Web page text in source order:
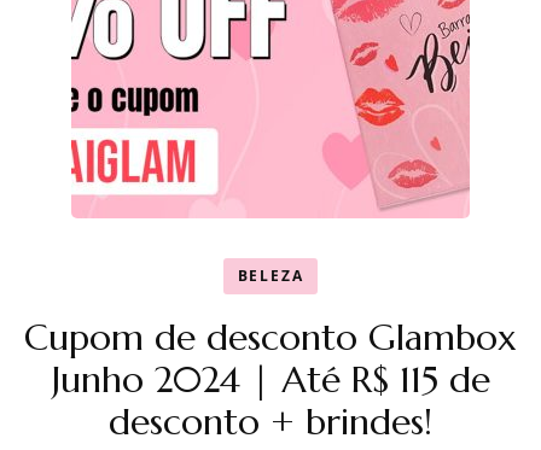
BELEZA
Cupom de desconto Glambox
Junho 2024 | Até R$ 115 de
desconto + brindes!